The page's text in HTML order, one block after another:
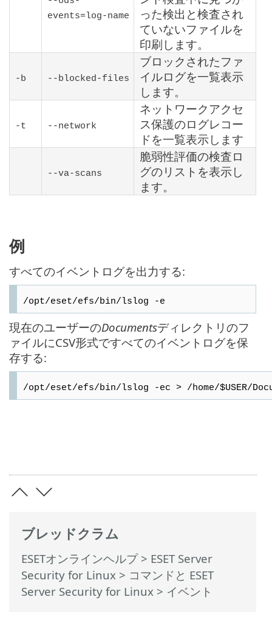
ブレッドクラム
ESETオンラインヘルプ> ESET Server
Security for Linux > コマンドと ESET
Server Security for Linux > イベント
events=log-name
った検出と検査され
ていないファイルを
印刷します。
-b --blocked-files
ブロックされたファ
イルログを一覧表示
します。
-t --network
ネットワークアクセ
ス保護のログレコー
ドを一覧表示します
--va-scans
脆弱性評価の検査ロ
グのリストを表示し
ます。
例
すべてのイベントログを出力する:
/opt/eset/efs/bin/lslog -e
現在のユーザーのDocumentsディレクトリのフ
ァイルにCSV形式ですべてのイベントログを保
存する:
/opt/eset/efs/bin/lslog -ec > /home/$USER/